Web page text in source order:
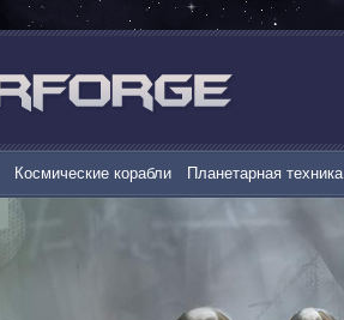
Космические корабли Планетарная техника